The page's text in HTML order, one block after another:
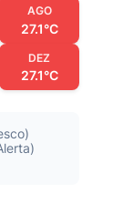
AGO
27.1°C
DEZ
27.1°C